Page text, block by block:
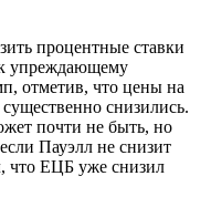
процентные ставки
упреждающему
отметив, что цены на
снизились.
почти не быть, но
Пауэлл не снизит
что ЕЦБ уже снизил